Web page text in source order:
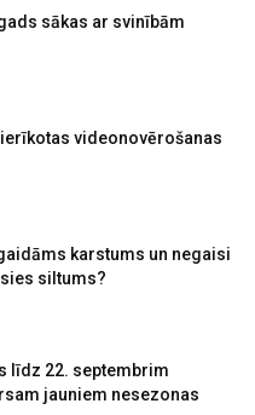
sākas ar svinībām
videonovērošanas
karstums un negaisi
siltums?
līdz 22. septembrim
jauniem nesezonas